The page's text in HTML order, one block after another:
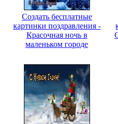
Создать бесплатные
картинки поздравления -
Красочная ночь в
маленьком городе